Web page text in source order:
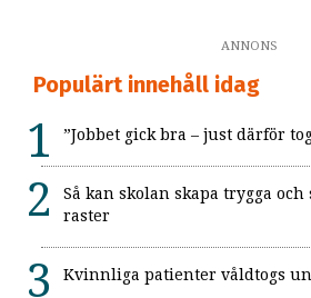
ANNONS
Populärt innehåll idag
”Jobbet gick bra – just därför
Så kan skolan skapa trygga
raster
Kvinnliga patienter våldtogs